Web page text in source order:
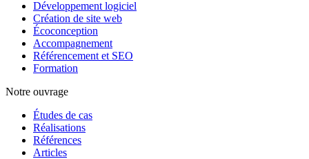
Développement logiciel
Création de site web
Écoconception
Accompagnement
Référencement et SEO
Formation
Notre ouvrage
Études de cas
Réalisations
Références
Articles